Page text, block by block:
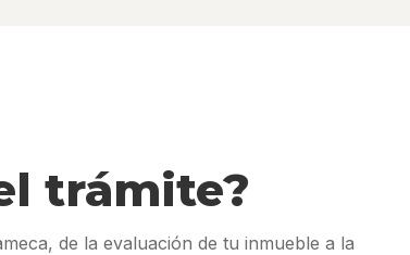
trámite?
de la evaluación de tu inmueble a la